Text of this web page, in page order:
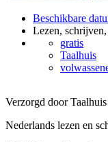
Beschikbare
Lezen, schrijven,
gratis
Taalhuis
Verzorgd door
Nederlands lezen en